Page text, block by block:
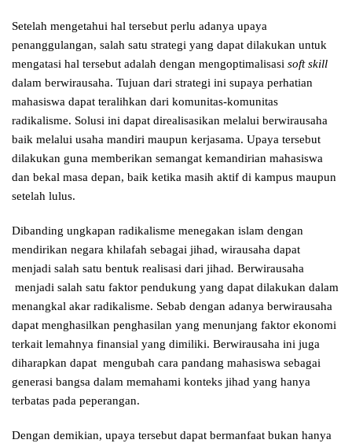
Setelah mengetahui hal tersebut perlu adanya upaya
penanggulangan, salah satu strategi yang dapat dilakukan untuk
mengatasi hal tersebut adalah dengan mengoptimalisasi soft skill
dalam berwirausaha. Tujuan dari strategi ini supaya perhatian
mahasiswa dapat teralihkan dari komunitas-komunitas
radikalisme. Solusi ini dapat direalisasikan melalui berwirausaha
baik melalui usaha mandiri maupun kerjasama. Upaya tersebut
dilakukan guna memberikan semangat kemandirian mahasiswa
dan bekal masa depan, baik ketika masih aktif di kampus maupun
setelah lulus.
Dibanding ungkapan radikalisme menegakan islam dengan
mendirikan negara khilafah sebagai jihad, wirausaha dapat
menjadi salah satu bentuk realisasi dari jihad. Berwirausaha
menjadi salah satu faktor pendukung yang dapat dilakukan dalam
menangkal akar radikalisme. Sebab dengan adanya berwirausaha
dapat menghasilkan penghasilan yang menunjang faktor ekonomi
terkait lemahnya finansial yang dimiliki. Berwirausaha ini juga
diharapkan dapat mengubah cara pandang mahasiswa sebagai
generasi bangsa dalam memahami konteks jihad yang hanya
terbatas pada peperangan.
Dengan demikian, upaya tersebut dapat bermanfaat bukan hanya